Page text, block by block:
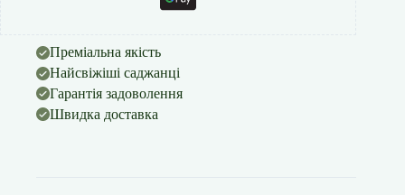
Преміальна якість
Найсвіжіші саджанці
Гарантія задоволення
Швидка доставка